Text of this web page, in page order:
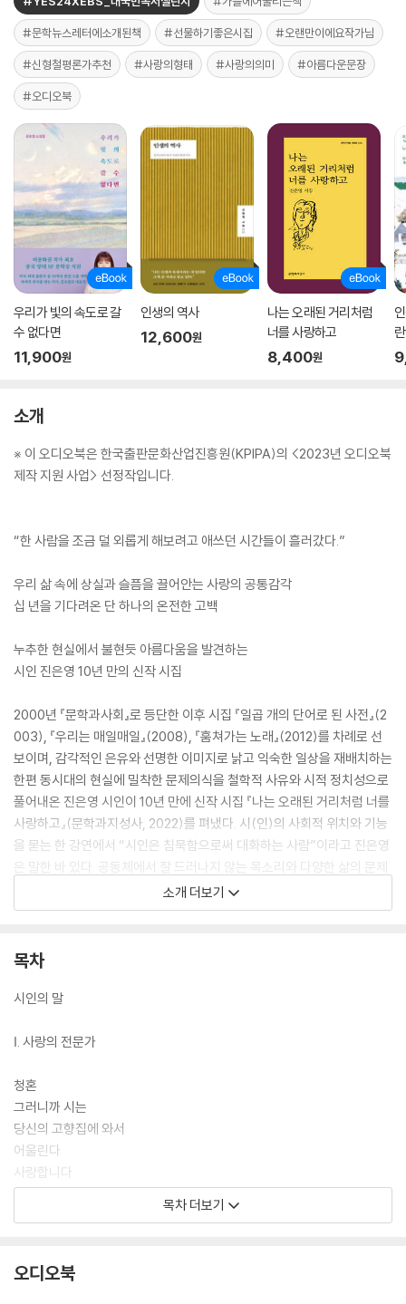
#문학뉴스레터에소개된책 #선물하기좋은시집 #오랜만이에요작가님
#신형철평론가추천 #사랑의형태 #사랑의의미 #아름다운문장
#오디오북
우리가 빛의 속도로 갈
수 없다면
11,900원
인생의 역사
12,600원
나는 오래된 거리처럼
너를 사랑하고
8,400원
소개
※ 이 오디오북은 한국출판문화산업진흥원(KPIPA)의 <2023년 오디오북
제작 지원 사업> 선정작입니다.
“한 사람을 조금 덜 외롭게 해보려고 애쓰던 시간들이 흘러갔다.”
우리 삶 속에 상실과 슬픔을 끌어안는 사랑의 공통감각
십 년을 기다려온 단 하나의 온전한 고백
누추한 현실에서 불현듯 아름다움을 발견하는
시인 진은영 10년 만의 신작 시집
2000년 『문학과사회』로 등단한 이후 시집 『일곱 개의 단어로 된 사전』(2
003), 『우리는 매일매일』(2008), 『훔쳐가는 노래』(2012)를 차례로 선
보이며, 감각적인 은유와 선명한 이미지로 낡고 익숙한 일상을 재배치하는
한편 동시대의 현실에 밀착한 문제의식을 철학적 사유와 시적 정치성으로
풀어내온 진은영 시인이 10년 만에 신작 시집 『나는 오래된 거리처럼 너를
사랑하고』(문학과지성사, 2022)를 펴냈다. 시(인)의 사회적 위치와 기능
을 묻는 한 강연에서 “시인은 침묵함으로써 대화하는 사람”이라고 진은영
은 말한 바 있다. 공동체에서 잘 드러나지 않는 목소리와 다양한 삶의 문제
들에 귀를 기울여 그들의 삶을 문학적으로 가시화하는 일, 그 어렵고 힘든
일을 이번 시집에 묶인 42편의 강렬하고 감각적인 시들이 저마다 아름답
우리는 진은영의 시와 함께 “손을 잡고 어둠을 헤엄치고 빛 속을”(「어울린
달래는 사랑의 힘으로.
“사랑과 저항은 하나이고 사랑과 치유도 하나라고 이 시집 전체가 작게 말
된 이미지들 뒤에는 얼마나 많은 사유와 감정이 들끓고 있는가. 더 중요한
것은 사유와 감정이 하나의 언어로 표현된다는 것이다. 아름다움(예술)은
인간을 ‘해결’하는 사랑의 작업이 되고, 그렇게 치유되면서 우리는 ‘해결되
지 않는 분쟁’과 다시 맞설 힘을 얻게 된다. 아름다운 세상에 대한 꿈을 포
기할 수 없게 만드는 아름다움, 진은영은 그런 것을 가졌다.”
-신형철, 해설 「사랑과 하나인 것들: 저항, 치유, 예술」에서
소개 더보기
목차
시인의 말
Ⅰ. 사랑의 전문가
청혼
그러니까 시는
당신의 고향집에 와서
어울린다
사랑합니다
봄에 죽은 아이
조직생활자
목차 더보기
오디오북